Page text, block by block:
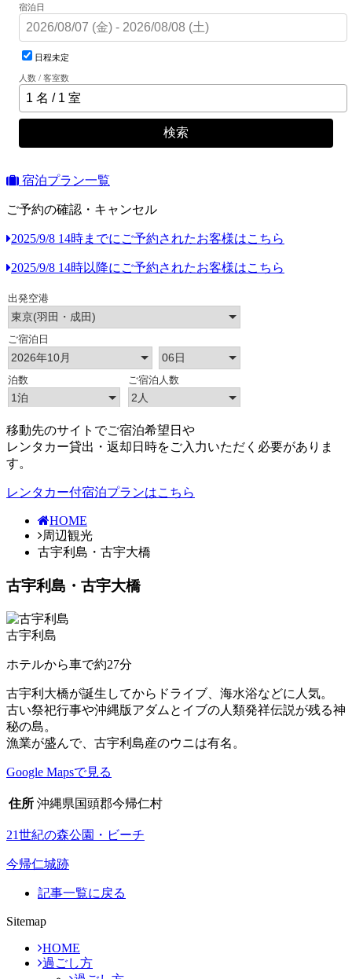
宿泊日
日程未定
人数 / 客室数
検索
宿泊プラン一覧
ご予約の確認・キャンセル
2025/9/8 14時までにご予約されたお客様はこちら
2025/9/8 14時以降にご予約されたお客様はこちら
移動先のサイトでご宿泊希望日や
レンタカー貸出・返却日時をご入力いただく必要がありま
す。
レンタカー付宿泊プランはこちら
HOME
周辺観光
古宇利島・古宇大橋
古宇利島・古宇大橋
古宇利島
ホテルから車で約27分
古宇利大橋が誕生してからドライブ、海水浴などに人気。
古い祭祀行事や沖縄版アダムとイブの人類発祥伝説が残る神
秘の島。
漁業が盛んで、古宇利島産のウニは有名。
Google Mapsで見る
住所 沖縄県国頭郡今帰仁村
21世紀の森公園・ビーチ
今帰仁城跡
記事一覧に戻る
Sitemap
HOME
過ごし方